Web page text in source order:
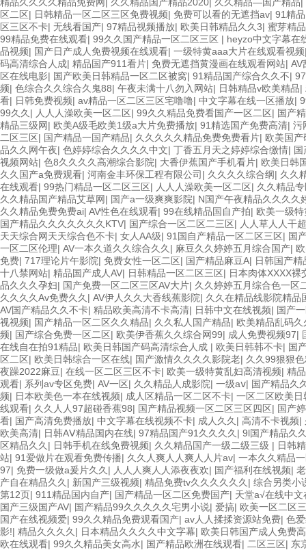
区二区| 日韩精品一区二区三区免费视频| 免费可以看的无遮挡av| 91精
区三区不卡| 无线看国产| 97精品视频播放| 欧美日韩精品久久3| 蜜芽精
99精品免费在线观看| 99久久国产精品一区二区三区 | heyzo中文字幕在
品视频| 国产日产成人免费视频在线观看| 一级特黄aaa大片在线观看视频
码高清综合人成| 精品国产911看片| 免费无遮挡黄漫画在线观看网站| AV
区在线电影| 国产欧美日韩精品一区二区被窝| 91精品国产综合久久不|
频| 色综合久久综合久鬼88| 午夜未满十八勿入网站| 日韩精品v欧美精品|
看| 日韩免费视频| av精品一区二区三区宅噜噜| 中文字幕在线一区播放|
99久久 | 人人人澡欧美一区二区| 99久久精品免费看国产一区二区| 国产
精品三级网| 欧美A级毛欧美1级a大片免费播放| 91精选国产免费高清| 污
二区三区| 国产精品一国产精品| 久久久久久精品免费免费看片| 欧美国
品久久网午夜| 色婷婷综合久久久久中文| 丁香五月天之婷婷综合缴情|
视频网站| 色8久久久久高潮综合影院| 大香伊蕉国产手机看片| 欧美日韩
久久国产a免费观看| 河南金丰环保工程有限公司 | 久久久久综合纲| 久久
在线观看| 99热门精品一区二区三区| 人人人澡欧美一区二区| 久久精品
久久精品国产精品艾草网| 国产a一级爽爽影院| N国产午夜精品久久久久
久久精品免费免费ai| AV性色在线观看| 99在线精品国自产拍| 欧美一级
国产精品久久久久久久久KTV| 国产综合一区二区二三区| 人人草人人干
天天综合网天天综合色不卡| 女人AA级| 91国自产精品一区二区三区| 国
一区二区伦理| AV一本久道久久综合久久 | 麻豆久久婷婷五月综合国产|
免费| 717理论片午影院| 免费女性一区二区| 国产精品麻豆A| 日韩国产精
十八禁网站| 精品国产成人AV| 日韩精品一区二区三区| 日本肉体XXXX裸
品久久久孕妇| 国产免费一区二区三区AV大片| 久久婷婷五月综合色一区
久久久久Av免费久久 | AV伊人久久大香线蕉影院| 久久在精品线影院精品
AV国产精品久久不卡| 精品欧美高清不卡高清| 日韩中文在线视频| 国产
视视频| 国产精品一区二区久久精品| 久久私人国产精品| 欧美精品乱码久
频| 国产综合免费一区二区| 欧美伊香蕉久久综合网99| 成人免费视频97|
在线自在拍91精品| 欧美日韩国产码高清综合人成 | 欧美日韩韩不卡| 国
区二区| 欧美日韩综合一区在线| 国产激情久久久久影院老| 久久99狠狠
夜躁2022麻豆| 在线一区二区三区不卡| 欧美一级特黄乱妇高清视频| 精
观看| 系列av专区免费| AV一区| 久久精品人成影院| 一级aⅴ| 国产精品久
频| 日本欧美色一本在线视频| 成人区精品一区二区不卡| 一区二区欧美
线观看| 久久人人97超碰香蕉98| 国产精品视频一区二区三区四区| 国产
看| 国产高清免费播放| 中文字幕在线视频不卡| 成人久久 | 高清不卡视频|
欧美高清| 日韩AⅤ精品国内在线| 97精品国产91久久久久 | 9l国产精品久
区精品久久 | 日韩手机在线免费视频| 久久精品国产一级二级三级 | 日韩
站| 91爱做片在观看免费传播| 久久人爽人人爽人人片av| 一本久久精品
97| 免费一级做a爰片久久 | 人人人爽人人添夜夜欢| 国产福利在线视频|
产自在精品久久 | 新国产三级视频| 精品免费tv久久久久久久 | 综合另类小
第12页| 911精品国内自产| 国产精品一区二区免费国产| 天堂а√在线中文
国产三级国产AV| 国产精品99久久久久久宅男小说| 爱搞| 欧美一区二区
国产在线视频爱| 99久久精品免费观看国产| av人人揉揉资源站免费| 色
影!| 精品久久久久 | 日本精品久久久久中文字幕| 欧美日韩国产成人免费
欧在线观看| 99久久精品美女高水| 国产精品欧洲在线观看| 二区三区| 东